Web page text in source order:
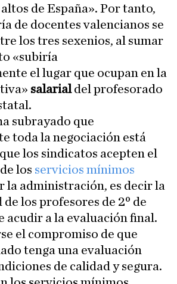
de España». Por tanto,
de docentes valencianos se
los tres sexenios, al sumar
«subiría
el lugar que ocupan en la
salarialdel profesorado
subrayado que
toda la negociación está
los sindicatos acepten el
los servicios mínimos
la administración, es decir la
los profesores de 2º de
acudir a la evaluación final.
el compromiso de que
tenga una evaluación
de calidad y segura.